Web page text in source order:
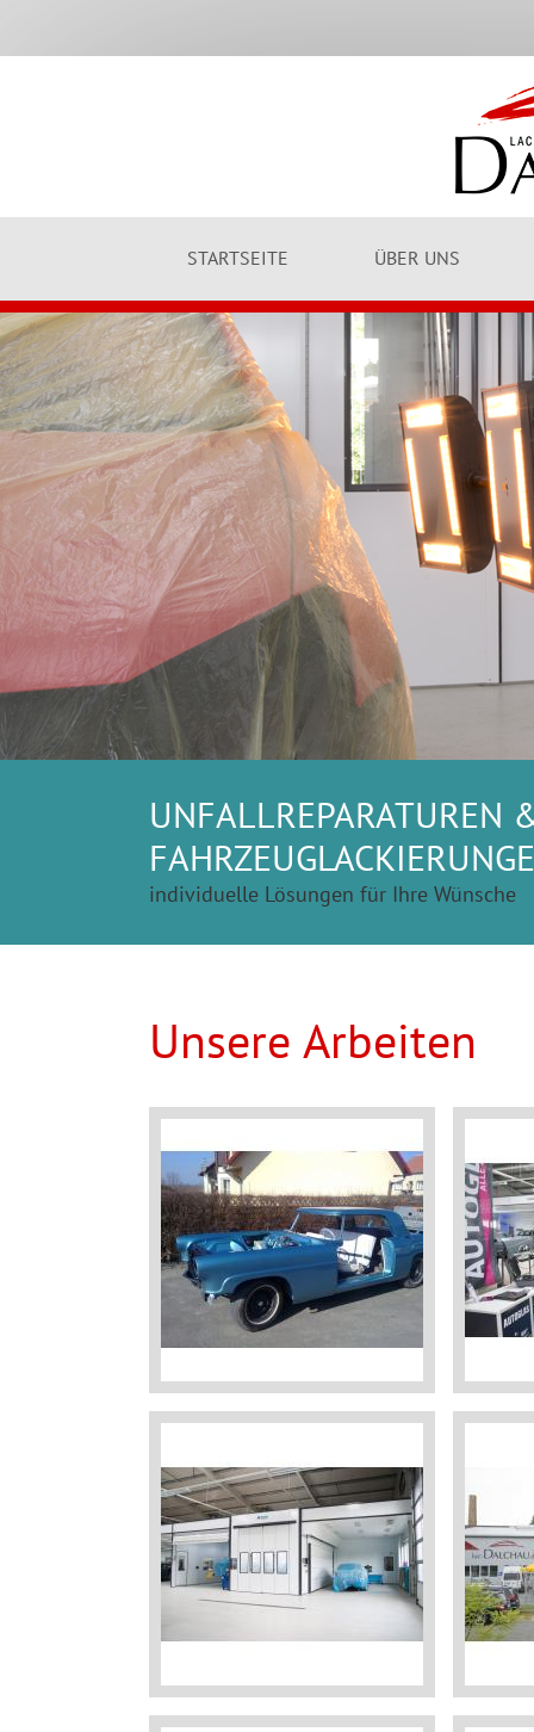
STARTSEITE ÜBER UNS
UNFALLREPARATUREN
individuelle Lösungen für Ihre Wünsche
Unsere Arbeiten